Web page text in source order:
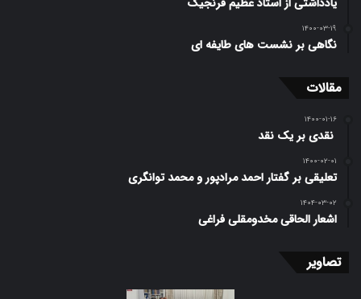
۱۴۰۰-۰۳-۱۹
نگاهی بر نشست های طایفه ای
مقالات
۱۴۰۰-۰۱-۱۶
️ نقدی بر یک نقد
۱۴۰۰-۰۲-۰۱
تعلیقی بر گفتار احمد مرادپور و محمد توانگری
۱۴۰۴-۰۳-۰۲
اشعار الحاقی مخدومقلی فراغی
تصاویر